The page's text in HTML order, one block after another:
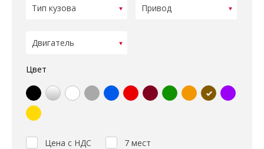
Цвет
Цена с НДС 7 мест